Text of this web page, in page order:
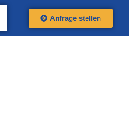
Anfrage stellen